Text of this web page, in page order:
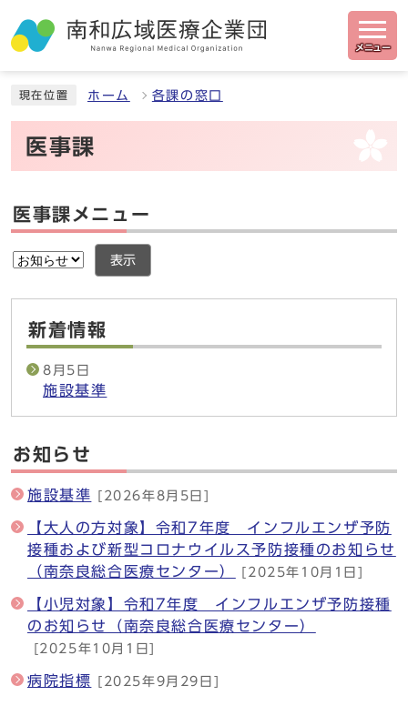
メニュー
現在位置 ホーム 各課の窓口
医事課
医事課メニュー
表示
新着情報
8月5日
施設基準
お知らせ
施設基準 [2026年8月5日]
【大人の方対象】令和7年度 インフルエンザ予防
接種および新型コロナウイルス予防接種のお知らせ
（南奈良総合医療センター）
[2025年10月1日]
【小児対象】令和7年度 インフルエンザ予防接種
のお知らせ（南奈良総合医療センター）
[2025年10月1日]
病院指標 [2025年9月29日]